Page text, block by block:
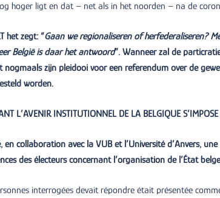
hoger ligt en dat – net als in het noorden – na de
het zegt: “Gaan we regionaliseren of herfederaliseren?
België is daar het antwoord”. Wanneer zal de
nogmaals zijn pleidooi voor een referendum over de
worden.
L’AVENIR INSTITUTIONNEL DE LA BELGIQUE S’IMPOSE
en collaboration avec la VUB et l’Université d’Anvers,
des électeurs concernant l’organisation de l’État
interrogées devait répondre était présentée